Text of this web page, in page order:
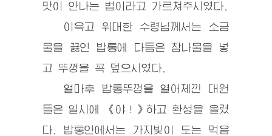
맛이 안나는 법이라고 가르쳐주시였다.
이윽고 위대한 수령 님께서는 소금
물을 끓인 밥통에 다듬은 참나물을 넣
고 뚜껑을 꼭 덮으시였다.
얼마후 밥통뚜껑을 열어제낀 대원
들은 일시에 《야！》하고 환성을 올렸
다. 밥통안에서는 가지빛이 도는 먹음